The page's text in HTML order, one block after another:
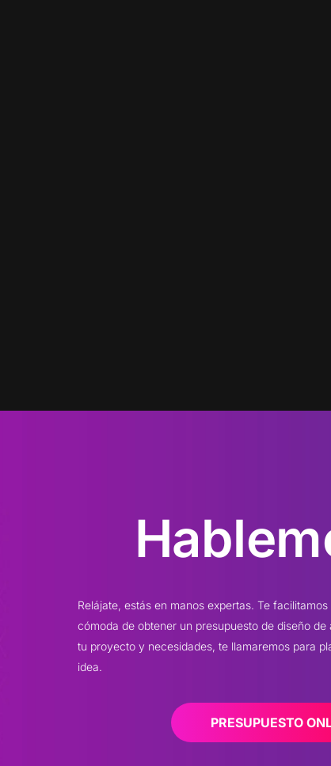
Relájate, estás en manos expertas. Te
cómoda de obtener un presupuesto de diseño
tu proyecto y necesidades, te llamaremos para
idea.
PRESUPUESTO